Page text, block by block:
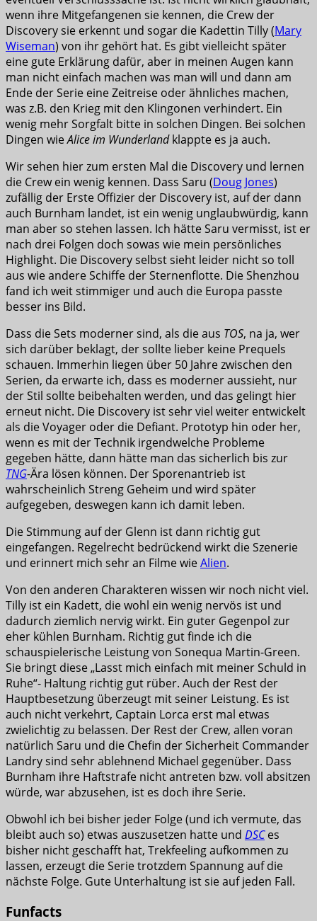
wenn ihre Mitgefangenen sie kennen, die Crew der
Discovery sie erkennt und sogar die Kadettin Tilly (Mary
Wiseman) von ihr gehört hat. Es gibt vielleicht später
eine gute Erklärung dafür, aber in meinen Augen kann
man nicht einfach machen was man will und dann am
Ende der Serie eine Zeitreise oder ähnliches machen,
was z.B. den Krieg mit den Klingonen verhindert. Ein
wenig mehr Sorgfalt bitte in solchen Dingen. Bei solchen
Dingen wieAlice im Wunderlandklappte es ja auch.
Wir sehen hier zum ersten Mal die Discovery und lernen
die Crew ein wenig kennen. Dass Saru (Doug Jones)
zufällig der Erste Offizier der Discovery ist, auf der dann
auch Burnham landet, ist ein wenig unglaubwürdig, kann
man aber so stehen lassen. Ich hätte Saru vermisst, ist er
nach drei Folgen doch sowas wie mein persönliches
Highlight. Die Discovery selbst sieht leider nicht so toll
aus wie andere Schiffe der Sternenflotte. Die Shenzhou
fand ich weit stimmiger und auch die Europa passte
besser ins Bild.
Dass die Sets moderner sind, als die aus TOS, na ja, wer
sich darüber beklagt, der sollte lieber keine Prequels
schauen. Immerhin liegen über 50 Jahre zwischen den
Serien, da erwarte ich, dass es moderner aussieht, nur
der Stil sollte beibehalten werden, und das gelingt hier
erneut nicht. Die Discovery ist sehr viel weiter entwickelt
als die Voyager oder die Defiant. Prototyp hin oder her,
wenn es mit der Technik irgendwelche Probleme
gegeben hätte, dann hätte man das sicherlich bis zur
TNG-Ära lösen können. Der Sporenantrieb ist
wahrscheinlich Streng Geheim und wird später
aufgegeben, deswegen kann ich damit leben.
Die Stimmung auf der Glenn ist dann richtig gut
eingefangen. Regelrecht bedrückend wirkt die Szenerie
und erinnert mich sehr an Filme wieAlien.
Von den anderen Charakteren wissen wir noch nicht viel.
Tilly ist ein Kadett, die wohl ein wenig nervös ist und
dadurch ziemlich nervig wirkt. Ein guter Gegenpol zur
eher kühlen Burnham. Richtig gut finde ich die
schauspielerische Leistung von Sonequa Martin-Green.
Sie bringt diese „Lasst mich einfach mit meiner Schuld in
Ruhe“- Haltung richtig gut rüber. Auch der Rest der
Hauptbesetzung überzeugt mit seiner Leistung. Es ist
auch nicht verkehrt, Captain Lorca erst mal etwas
zwielichtig zu belassen. Der Rest der Crew, allen voran
natürlich Saru und die Chefin der Sicherheit Commander
Landry sind sehr ablehnend Michael gegenüber. Dass
Burnham ihre Haftstrafe nicht antreten bzw. voll absitzen
würde, war abzusehen, ist es doch ihre Serie.
Obwohl ich bei bisher jeder Folge (und ich vermute, das
bleibt auch so) etwas auszusetzen hatte und DSCes
bisher nicht geschafft hat, Trekfeeling aufkommen zu
lassen, erzeugt die Serie trotzdem Spannung auf die
nächste Folge. Gute Unterhaltung ist sie auf jeden Fall.
Funfacts